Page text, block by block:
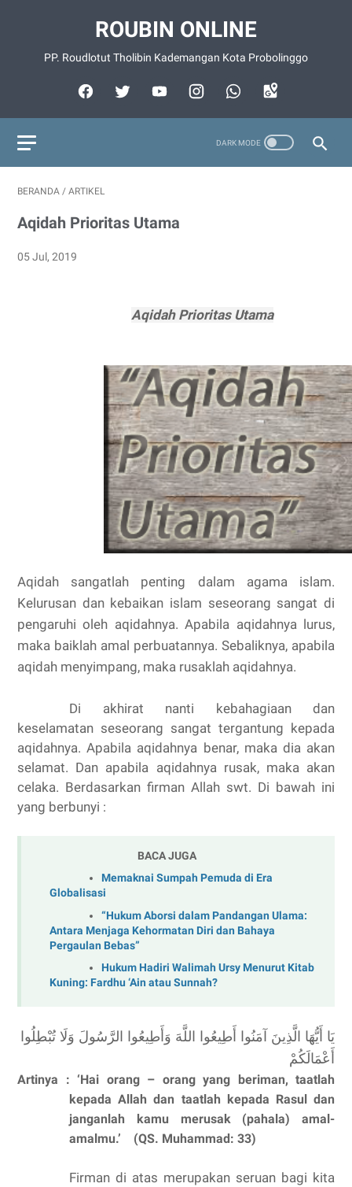
ROUBIN ONLINE
PP. Roudlotut Tholibin Kademangan Kota Probolinggo
BERANDA / ARTIKEL
Aqidah Prioritas Utama
05 Jul, 2019
Aqidah Prioritas Utama
Aqidah sangatlah penting dalam agama islam.
Kelurusan dan kebaikan islam seseorang sangat di
pengaruhi oleh aqidahnya. Apabila aqidahnya lurus,
maka baiklah amal perbuatannya. Sebaliknya, apabila
aqidah menyimpang, maka rusaklah aqidahnya.
Di akhirat nanti kebahagiaan dan
keselamatan seseorang sangat tergantung kepada
aqidahnya. Apabila aqidahnya benar, maka dia akan
selamat. Dan apabila aqidahnya rusak, maka akan
celaka. Berdasarkan firman Allah swt. Di bawah ini
yang berbunyi :
BACA JUGA
Memaknai Sumpah Pemuda di Era
Globalisasi
“Hukum Aborsi dalam Pandangan Ulama:
Antara Menjaga Kehormatan Diri dan Bahaya
Pergaulan Bebas”
Hukum Hadiri Walimah Ursy Menurut Kitab
Kuning: Fardhu ‘Ain atau Sunnah?
يَا أَيُّهَا الَّذِينَ آمَنُوا أَطِيعُوا اللَّهَ وَأَطِيعُوا الرَّسُولَ وَلَا تُبْطِلُوا
أَعْمَالَكُمْ
Artinya : ‘Hai orang – orang yang beriman, taatlah
kepada Allah dan taatlah kepada Rasul dan
janganlah kamu merusak (pahala) amal-
amalmu.’
(QS. Muhammad: 33)
Firman di atas merupakan seruan bagi kita